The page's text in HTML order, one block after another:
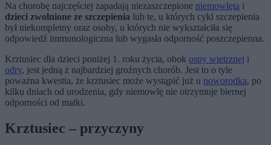
Na chorobę najczęściej zapadają niezaszczepione niemowlęta i
dzieci zwolnione ze szczepienia lub te, u których cykl szczepienia
był niekompletny oraz osoby, u których nie wykształciła się
odpowiedź immunologiczna lub wygasła odporność poszczepienna.
Krztusiec dla dzieci poniżej 1. roku życia, obok ospy wietrznej i
odry, jest jedną z najbardziej groźnych chorób. Jest to o tyle
poważna kwestia, że krztusiec może wystąpić już u noworodka, po
kilku dniach od urodzenia, gdy niemowlę nie otrzymuje biernej
odporności od matki.
Krztusiec – przyczyny